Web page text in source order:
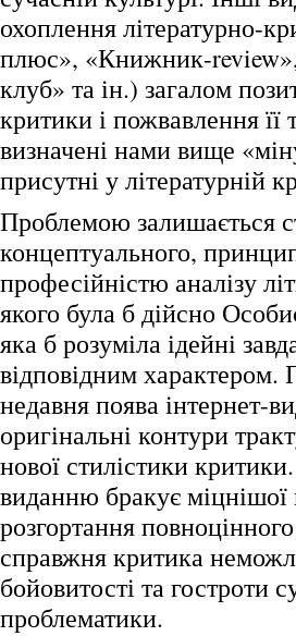
охоплення літературно-
плюс», «Книжник-
клуб» та ін.) загалом
критики і пожвавлення
визначені нами вище
присутні у літературній
Проблемою залишається
концептуального,
професійністю аналізу
якого була б дійсно
яка б розуміла ідейні
відповідним
недавня поява інтернет-
оригінальні контури
нової стилістики
виданню бракує міцнішої
розгортання
справжня критика
бойовитості та гостроти
проблематики.